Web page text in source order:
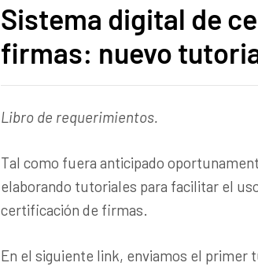
Sistema digital de
firmas: nuevo
Libro de requerimientos.
Tal como fuera anticipado
elaborando tutoriales para facilitar el
certificación de firmas.
En el siguiente link, enviamos el primer